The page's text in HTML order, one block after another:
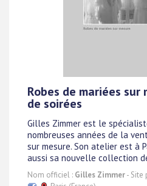
Robes de mariées sur
de soirées
Gilles Zimmer est le
nombreuses années de la
sur mesure. Son atelier est à
aussi sa nouvelle collection
Nom officiel : Gilles Zimmer- Site